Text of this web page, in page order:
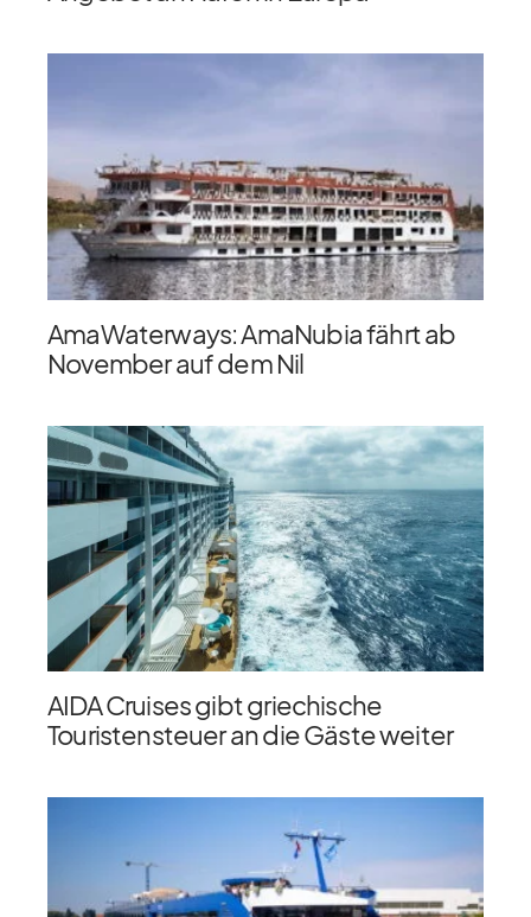
AmaWaterways: AmaNubia fährt ab
November auf dem Nil
AIDA Cruises gibt griechische
Touristensteuer an die Gäste weiter